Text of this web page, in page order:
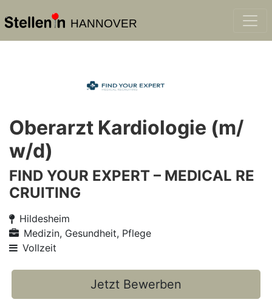
HANNOVER
Oberarzt Kardiologie (m/
w/d)
FIND YOUR EXPERT – MEDICAL RE
CRUITING
Hildesheim
Medizin, Gesundheit, Pflege
Vollzeit
Jetzt Bewerben